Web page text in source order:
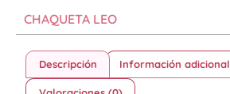
CHAQUETA LEO
Descripción Información adicional